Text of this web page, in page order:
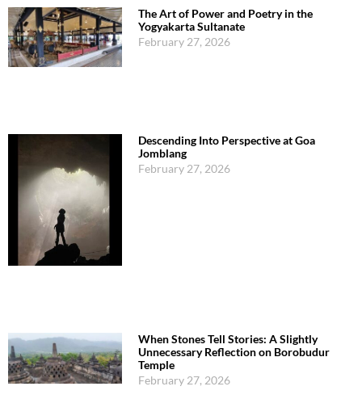
The Art of Power and Poetry in the
Yogyakarta Sultanate
February 27, 2026
Descending Into Perspective at Goa
Jomblang
February 27, 2026
When Stones Tell Stories: A Slightly
Unnecessary Reflection on Borobudur
Temple
February 27, 2026